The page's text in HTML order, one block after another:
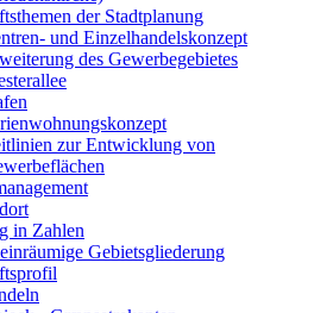
der Stadtplanung
und Einzelhandelskonzept
des Gewerbegebietes
zur Entwicklung von
in Zahlen
Gebietsgliederung